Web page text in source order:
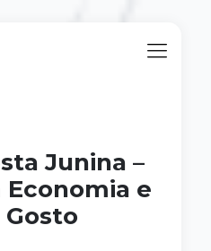
Junina –
Economia e